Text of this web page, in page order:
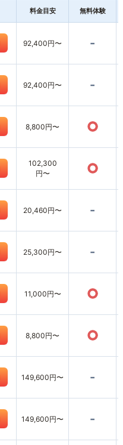
料金目安 無料体験
92,400円〜 -
92,400円〜 -
8,800円〜 ○
102,300
円〜
○
20,460円〜 -
25,300円〜 -
11,000円〜 ○
8,800円〜 ○
149,600円〜 -
149,600円〜 -